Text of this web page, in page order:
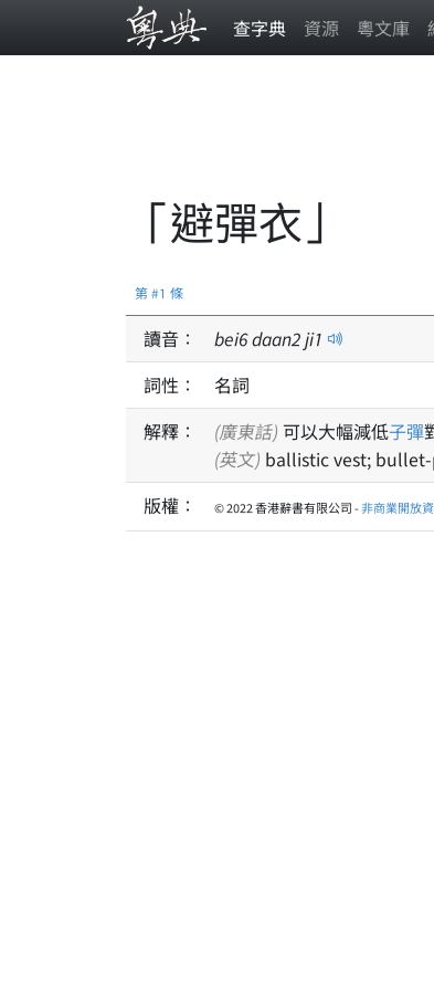
查字典 資源 粵文庫
「避彈衣」
第 #1 條
讀音： bei6daan2ji1
詞性：
名詞
解釋：
(廣東話) 可以大幅減低子彈
(英文) ballistic vest;
版權：
© 2022 香港辭書有限公司 -非商業開放